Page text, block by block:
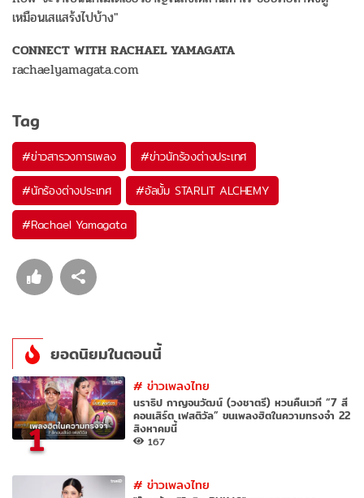
เหมือนเสแสร้งไปบ้าง"
CONNECT WITH RACHAEL YAMAGATA
rachaelyamagata.com
Tag
#ข่าวสารวงการเพลง #ข่าวนักร้องต่างประเทศ
#นักร้องต่างประเทศ #อัลบั้ม STARLIT ALCHEMY
#Rachael Yamagata
ยอดนิยมในตอนนี้
1
#ข่าวเพลงไทย
นราธิป กาญจนวัฒน์ (วงชาตรี) หวนคืนเวที “7 สี
คอนเสิร์ต เฟสติวัล” ขนเพลงฮิตในความทรงจำ 22
สิงหาคมนี้
167
#ข่าวเพลงไทย